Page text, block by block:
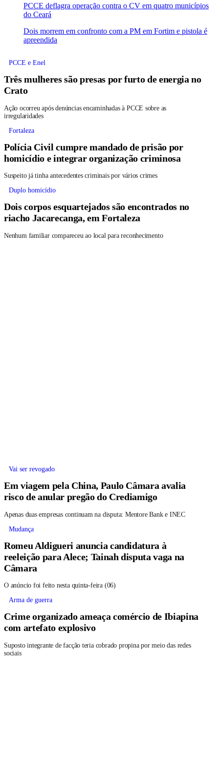
PCCE deflagra operação contra o CV em quatro municípios
do Ceará
Dois morrem em confronto com a PM em Fortim e pistola é
apreendida
PCCE e Enel
Três mulheres são presas por furto de energia no
Crato
Ação ocorreu após denúncias encaminhadas à PCCE sobre as
irregularidades
Fortaleza
Polícia Civil cumpre mandado de prisão por
homicídio e integrar organização criminosa
Suspeito já tinha antecedentes criminais por vários crimes
Duplo homicídio
Dois corpos esquartejados são encontrados no
riacho Jacarecanga, em Fortaleza
Nenhum familiar compareceu ao local para reconhecimento
Vai ser revogado
Em viagem pela China, Paulo Câmara avalia
risco de anular pregão do Crediamigo
Apenas duas empresas continuam na disputa: Mentore Bank e INEC
Mudança
Romeu Aldigueri anuncia candidatura à
reeleição para Alece; Tainah disputa vaga na
Câmara
O anúncio foi feito nesta quinta-feira (06)
Arma de guerra
Crime organizado ameaça comércio de Ibiapina
com artefato explosivo
Suposto integrante de facção teria cobrado propina por meio das redes
sociais